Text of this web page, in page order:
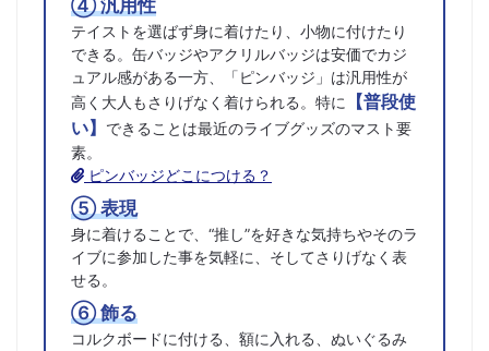
④ 汎用性
テイストを選ばず身に着けたり、小物に付けたり
できる。缶バッジやアクリルバッジは安価でカジ
ュアル感がある一方、「ピンバッジ」は汎用性が
高く大人もさりげなく着けられる。特に
【普段使
い】
できることは最近のライブグッズのマスト要
素。
ピンバッジどこにつける？
⑤ 表現
身に着けることで、“推し”を好きな気持ちやそのラ
イブに参加した事を気軽に、そしてさりげなく表
せる。
⑥ 飾る
コルクボードに付ける、額に入れる、ぬいぐるみ